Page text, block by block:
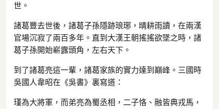
世。
諸葛豐去世後，諸葛子孫隱跡琅琊，晴耕雨讀，在兩漢
官場沉寂了兩百多年。直到大漢王朝搖搖欲墜之時，諸
葛子孫開始嶄露頭角，左右天下。
到了諸葛亮這一輩，諸葛家族的實力達到巔峰。三國時
吳國人韋昭在《吳書》裏寫道：
瑾為大將軍，而弟亮為蜀丞相，二子恪、融皆典戎馬，